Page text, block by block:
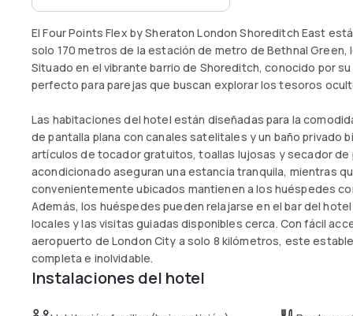
El Four Points Flex by Sheraton London Shoreditch East
solo 170 metros de la estación de metro de Bethnal
Situado en el vibrante barrio de Shoreditch, conocido por
perfecto para parejas que buscan explorar los tesoros
Las habitaciones del hotel están diseñadas para la
de pantalla plana con canales satelitales y un baño privado
artículos de tocador gratuitos, toallas lujosas y secador de
acondicionado aseguran una estancia tranquila, mientras
convenientemente ubicados mantienen a los huéspedes
Además, los huéspedes pueden relajarse en el bar del
locales y las visitas guiadas disponibles cerca. Con fácil
aeropuerto de London City a solo 8 kilómetros, este
completa e inolvidable.
Instalaciones del hotel